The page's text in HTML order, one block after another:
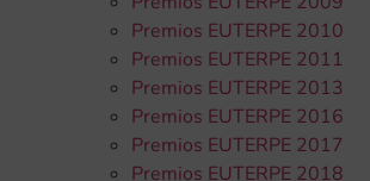
Premios EUTERPE 2010
Premios EUTERPE 2011
Premios EUTERPE 2013
Premios EUTERPE 2016
Premios EUTERPE 2017
Premios EUTERPE 2018